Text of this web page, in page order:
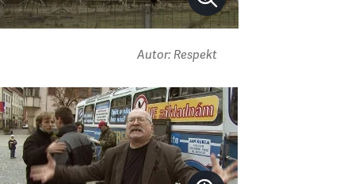
Autor: Respekt